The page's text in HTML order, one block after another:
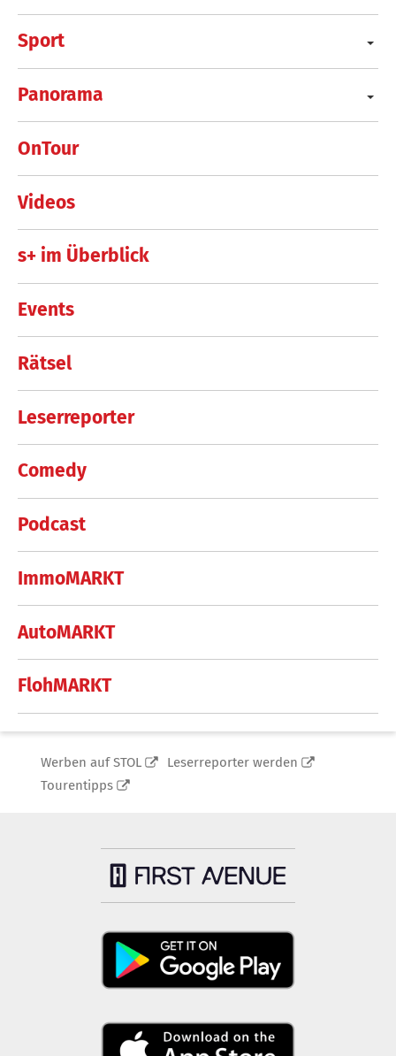
Sport
Panorama
OnTour
Videos
s+ im Überblick
Events
Rätsel
Leserreporter
Comedy
Podcast
ImmoMARKT
AutoMARKT
FlohMARKT
Werben auf STOL
Leserreporter werden
Tourentipps